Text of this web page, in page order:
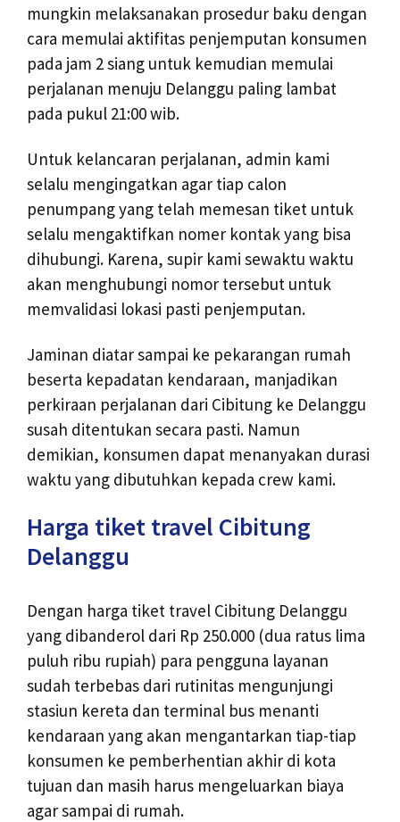
mungkin melaksanakan prosedur baku dengan
cara memulai aktifitas penjemputan konsumen
pada jam 2 siang untuk kemudian memulai
perjalanan menuju Delanggu paling lambat
pada pukul 21:00 wib.
Untuk kelancaran perjalanan, admin kami
selalu mengingatkan agar tiap calon
penumpang yang telah memesan tiket untuk
selalu mengaktifkan nomer kontak yang bisa
dihubungi. Karena, supir kami sewaktu waktu
akan menghubungi nomor tersebut untuk
memvalidasi lokasi pasti penjemputan.
Jaminan diatar sampai ke pekarangan rumah
beserta kepadatan kendaraan, manjadikan
perkiraan perjalanan dari Cibitung ke Delanggu
susah ditentukan secara pasti. Namun
demikian, konsumen dapat menanyakan durasi
waktu yang dibutuhkan kepada crew kami.
Harga tiket travel Cibitung
Delanggu
Dengan harga tiket travel Cibitung Delanggu
yang dibanderol dari Rp 250.000 (dua ratus lima
puluh ribu rupiah) para pengguna layanan
sudah terbebas dari rutinitas mengunjungi
stasiun kereta dan terminal bus menanti
kendaraan yang akan mengantarkan tiap-tiap
konsumen ke pemberhentian akhir di kota
tujuan dan masih harus mengeluarkan biaya
agar sampai di rumah.